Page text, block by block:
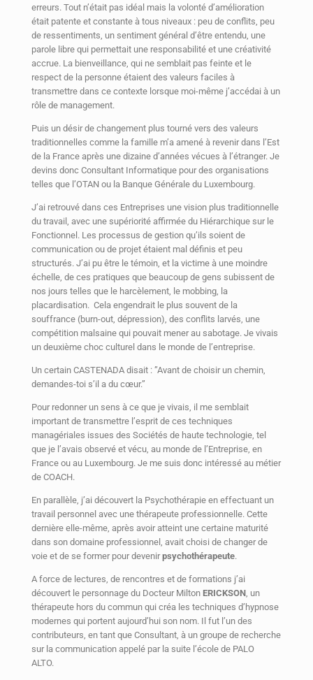
erreurs. Tout n’était pas idéal mais la volonté d’amélioration
était patente et constante à tous niveaux : peu de conflits, peu
de ressentiments, un sentiment général d’être entendu, une
parole libre qui permettait une responsabilité et une créativité
accrue. La bienveillance, qui ne semblait pas feinte et le
respect de la personne étaient des valeurs faciles à
transmettre dans ce contexte lorsque moi-même j’accédai à un
rôle de management.
Puis un désir de changement plus tourné vers des valeurs
traditionnelles comme la famille m’a amené à revenir dans l’Est
de la France après une dizaine d’années vécues à l’étranger. Je
devins donc Consultant Informatique pour des organisations
telles que l’OTAN ou la Banque Générale du Luxembourg.
J’ai retrouvé dans ces Entreprises une vision plus traditionnelle
du travail, avec une supériorité affirmée du Hiérarchique sur le
Fonctionnel. Les processus de gestion qu’ils soient de
communication ou de projet étaient mal définis et peu
structurés. J’ai pu être le témoin, et la victime à une moindre
échelle, de ces pratiques que beaucoup de gens subissent de
nos jours telles que le harcèlement, le mobbing, la
placardisation. Cela engendrait le plus souvent de la
souffrance (burn-out, dépression), des conflits larvés, une
compétition malsaine qui pouvait mener au sabotage. Je vivais
un deuxième choc culturel dans le monde de l’entreprise.
Un certain CASTENADA disait : ”Avant de choisir un chemin,
demandes-toi s’il a du cœur.”
Pour redonner un sens à ce que je vivais, il me semblait
important de transmettre l’esprit de ces techniques
managériales issues des Sociétés de haute technologie, tel
que je l’avais observé et vécu, au monde de l’Entreprise, en
France ou au Luxembourg. Je me suis donc intéressé au métier
de COACH.
En parallèle, j’ai découvert la Psychothérapie en effectuant un
travail personnel avec une thérapeute professionnelle. Cette
dernière elle-même, après avoir atteint une certaine maturité
dans son domaine professionnel, avait choisi de changer de
voie et de se former pour devenirpsychothérapeute.
A force de lectures, de rencontres et de formations j’ai
découvert le personnage du Docteur Milton ERICKSON, un
thérapeute hors du commun qui créa les techniques d’hypnose
modernes qui portent aujourd’hui son nom. Il fut l’un des
contributeurs, en tant que Consultant, à un groupe de recherche
sur la communication appelé par la suite l’école de PALO
ALTO.